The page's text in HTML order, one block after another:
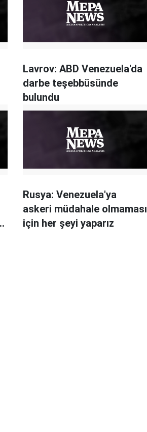
Lavrov: ABD Venezuela'da
darbe teşebbüsünde
bulundu
Rusya: Venezuela'ya
askeri müdahale olmaması
için her şeyi yaparız